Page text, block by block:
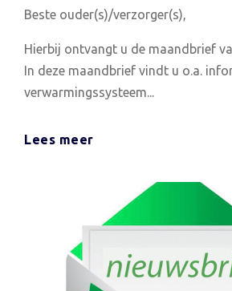
Beste ouder(s)/verzorger(s),
Hierbij ontvangt u de maandbrief
In deze maandbrief vindt u o.a.
verwarmingssysteem...
Lees meer